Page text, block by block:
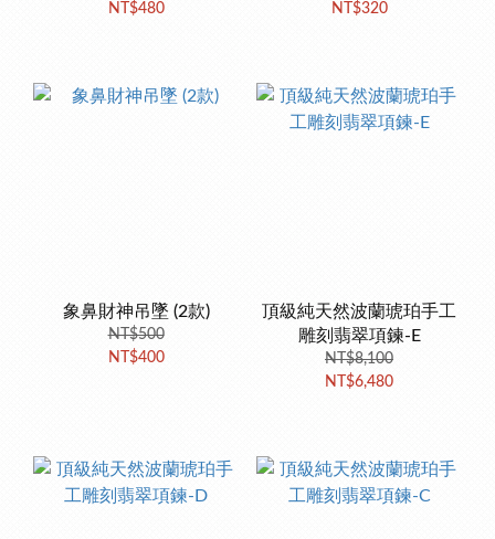
NT$480
NT$320
象鼻財神吊墜 (2款)
NT$500
NT$400
頂級純天然波蘭琥珀手工
雕刻翡翠項鍊-E
NT$8,100
NT$6,480